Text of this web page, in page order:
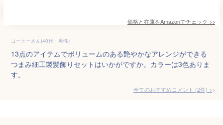
価格と在庫をAmazonでチェック >>
コーヒーさん(40代・男性)
13点のアイテムでボリュームのある艶やかなアレンジができる
つまみ細工製髪飾りセットはいかがですか。カラーは3色ありま
す。
全てのおすすめコメント (2件) >